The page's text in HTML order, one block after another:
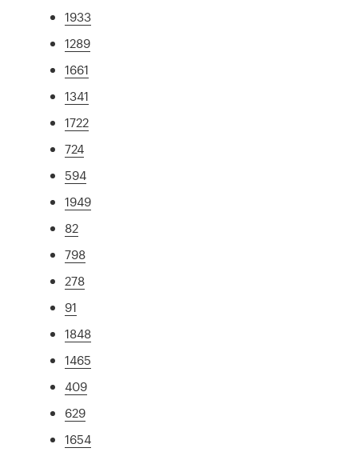
1933
1289
1661
1341
1722
724
594
1949
82
798
278
91
1848
1465
409
629
1654